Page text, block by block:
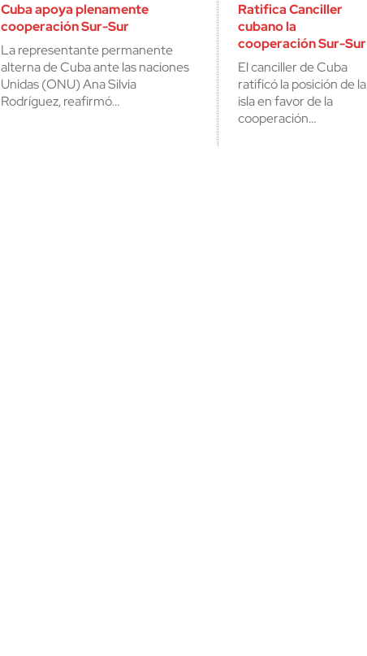
Cuba apoya plenamente
cooperación Sur-Sur
La representante permanente
alterna de Cuba ante las naciones
Unidas (ONU) Ana Silvia
Rodríguez, reafirmó…
Ratifica Canciller
cubano la
cooperación Sur-Sur
El canciller de Cuba
ratificó la posición de la
isla en favor de la
cooperación…